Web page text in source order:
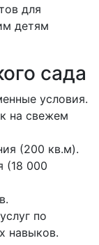
для
детям
сада
условия.
на свежем
(200 кв.м).
(18 000
по
навыков.